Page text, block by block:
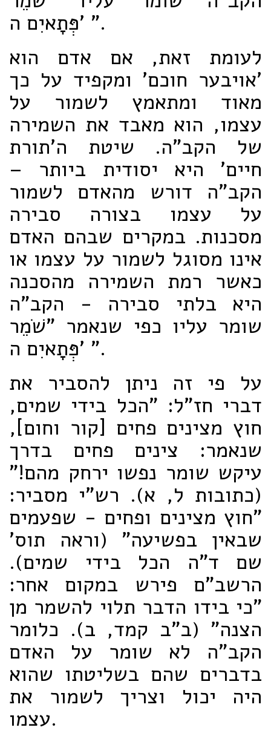
פְּתָאיִם ה' ".
לעומת זאת, אם אדם הוא
'אויבער חוכם' ומקפיד על כך
מאוד ומתאמץ לשמור על
עצמו, הוא מאבד את השמירה
של הקב"ה. שיטת ה'תורת
חיים' היא יסודית ביותר –
הקב"ה דורש מהאדם לשמור
על עצמו בצורה סבירה
מסכנות. במקרים שבהם האדם
אינו מסוגל לשמור על עצמו או
כאשר רמת השמירה מהסכנה
היא בלתי סבירה - הקב"ה
שומר עליו כפי שנאמר "שֹׁמֵר
פְּתָאיִם ה' ".
על פי זה ניתן להסביר את
דברי חז"ל: "הכל בידי שמים,
חוץ מצינים פחים [קור וחום],
שנאמר: צינים פחים בדרך
עיקש שומר נפשו ירחק מהם!"
(כתובות ל, א). רש"י מסביר:
"חוץ מצינים ופחים - שפעמים
שבאין בפשיעה" (וראה תוס'
שם ד"ה הכל בידי שמים).
הרשב"ם פירש במקום אחר:
"כי בידו הדבר תלוי להשמר מן
הצנה" (ב"ב קמד, ב). כלומר
הקב"ה לא שומר על האדם
בדברים שהם בשליטתו שהוא
היה יכול וצריך לשמור את
עצמו.